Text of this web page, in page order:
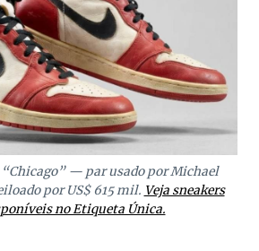
“Chicago” — par usado por Michael
por US$ 615 mil. Veja sneakers
no Etiqueta Única.